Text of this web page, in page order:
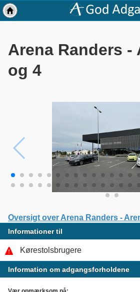
Arena Randers -
og 4
Oversigt over Arena Randers -
Informationer til
Kørestolsbrugere
Information om adgangsforholdene